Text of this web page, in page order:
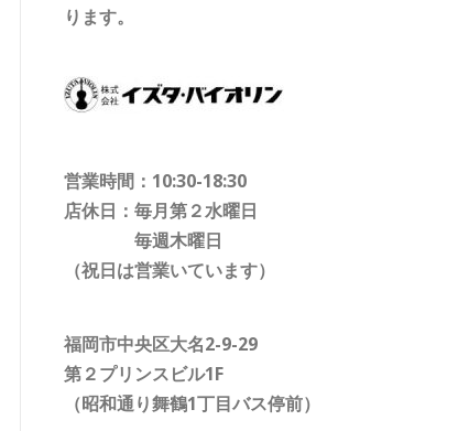
ります。
営業時間：10:30-18:30
店休日：毎月第２水曜日
毎週木曜日
（祝日は営業いています）
福岡市中央区大名2-9-29
第２プリンスビル1F
（昭和通り舞鶴1丁目バス停前）